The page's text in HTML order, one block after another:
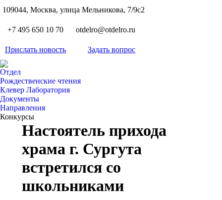
109044, Москва, улица Мельникова, 7/9с2
+7 495 650 10 70 otdelro@otdelro.ru
Прислать новость Задать вопрос
Отдел
Рождественские чтения
Клевер Лаборатория
Документы
Направления
Конкурсы
Настоятель прихода
храма г. Сургута
встретился со
школьниками